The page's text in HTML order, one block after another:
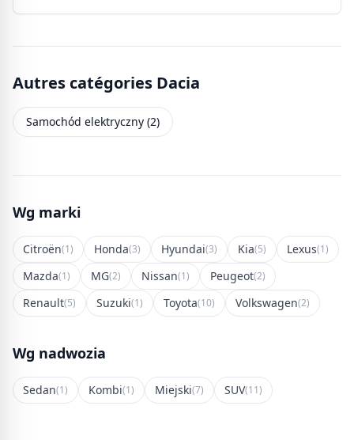
Autres catégories Dacia
Samochód elektryczny (2)
Wg marki
Citroën(1) Honda(3) Hyundai(3) Kia(5) Lexus(1)
Mazda(1) MG(2) Nissan(1) Peugeot(2)
Renault(5) Suzuki(1) Toyota(10) Volkswagen(2)
Wg nadwozia
Sedan(1) Kombi(1) Miejski(7) SUV(11)